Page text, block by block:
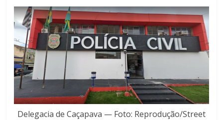
Delegacia de Caçapava — Foto: Reprodução/Street